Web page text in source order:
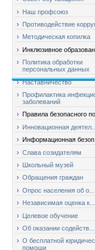
Наш профсоюз
Противодействие
Методическая копилка
Инклюзивное
Политика обработки
персональных данных
Наставничество
Профилактика
заболеваний
Правила безопасного
Инновационная деятел...
Информационная
Слава созидателям
Школьный музей
Обращения граждан
Опрос населения об о...
Независимая оценка к...
Целевое обучение
Об оказании содейств...
О бесплатной
помощи